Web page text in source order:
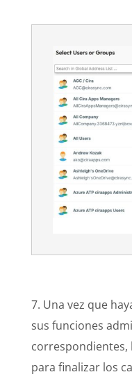
7. Una vez que
sus funciones
correspondientes,
para finalizar los